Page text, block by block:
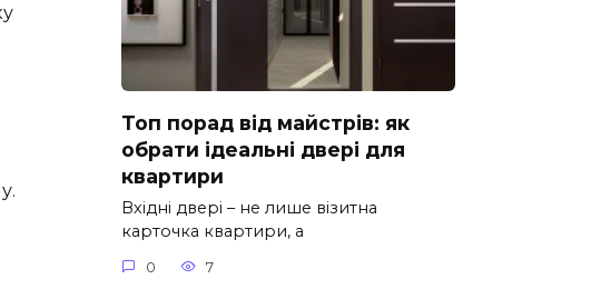
Топ порад від майстрів: як
обрати ідеальні двері для
квартири
Вхідні двері – не лише візитна
карточка квартири, а
0 7